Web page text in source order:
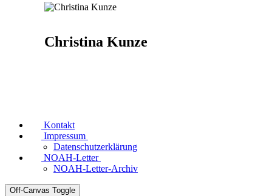
Christina Kunze
Kontakt
Impressum
Datenschutzerklärung
NOAH-Letter
NOAH-Letter-Archiv
Off-Canvas Toggle